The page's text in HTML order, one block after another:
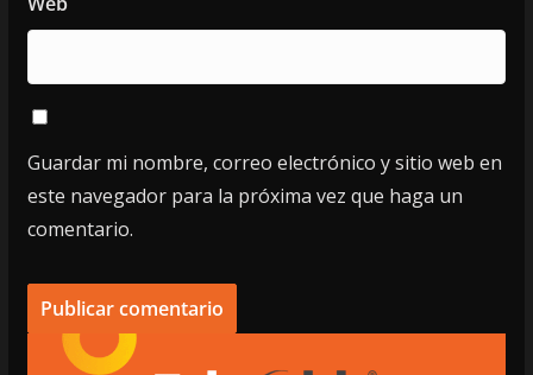
Guardar mi nombre, correo electrónico y sitio web en
este navegador para la próxima vez que haga un
comentario.